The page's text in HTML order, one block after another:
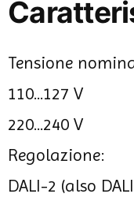
Tensione
110...127 V
220...240 V
Regolazione:
DALI-2 (also